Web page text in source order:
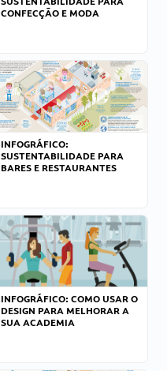
CONFECÇÃO E MODA
INFOGRÁFICO:
SUSTENTABILIDADE PARA
BARES E RESTAURANTES
INFOGRÁFICO: COMO USAR O
DESIGN PARA MELHORAR A
SUA ACADEMIA